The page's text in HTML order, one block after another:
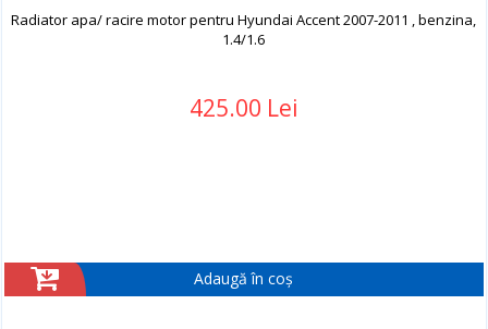
Radiator apa/ racire motor pentru Hyundai Accent 2007-2011 , benzina,
1.4/1.6
425.00 Lei
Adaugă în coș